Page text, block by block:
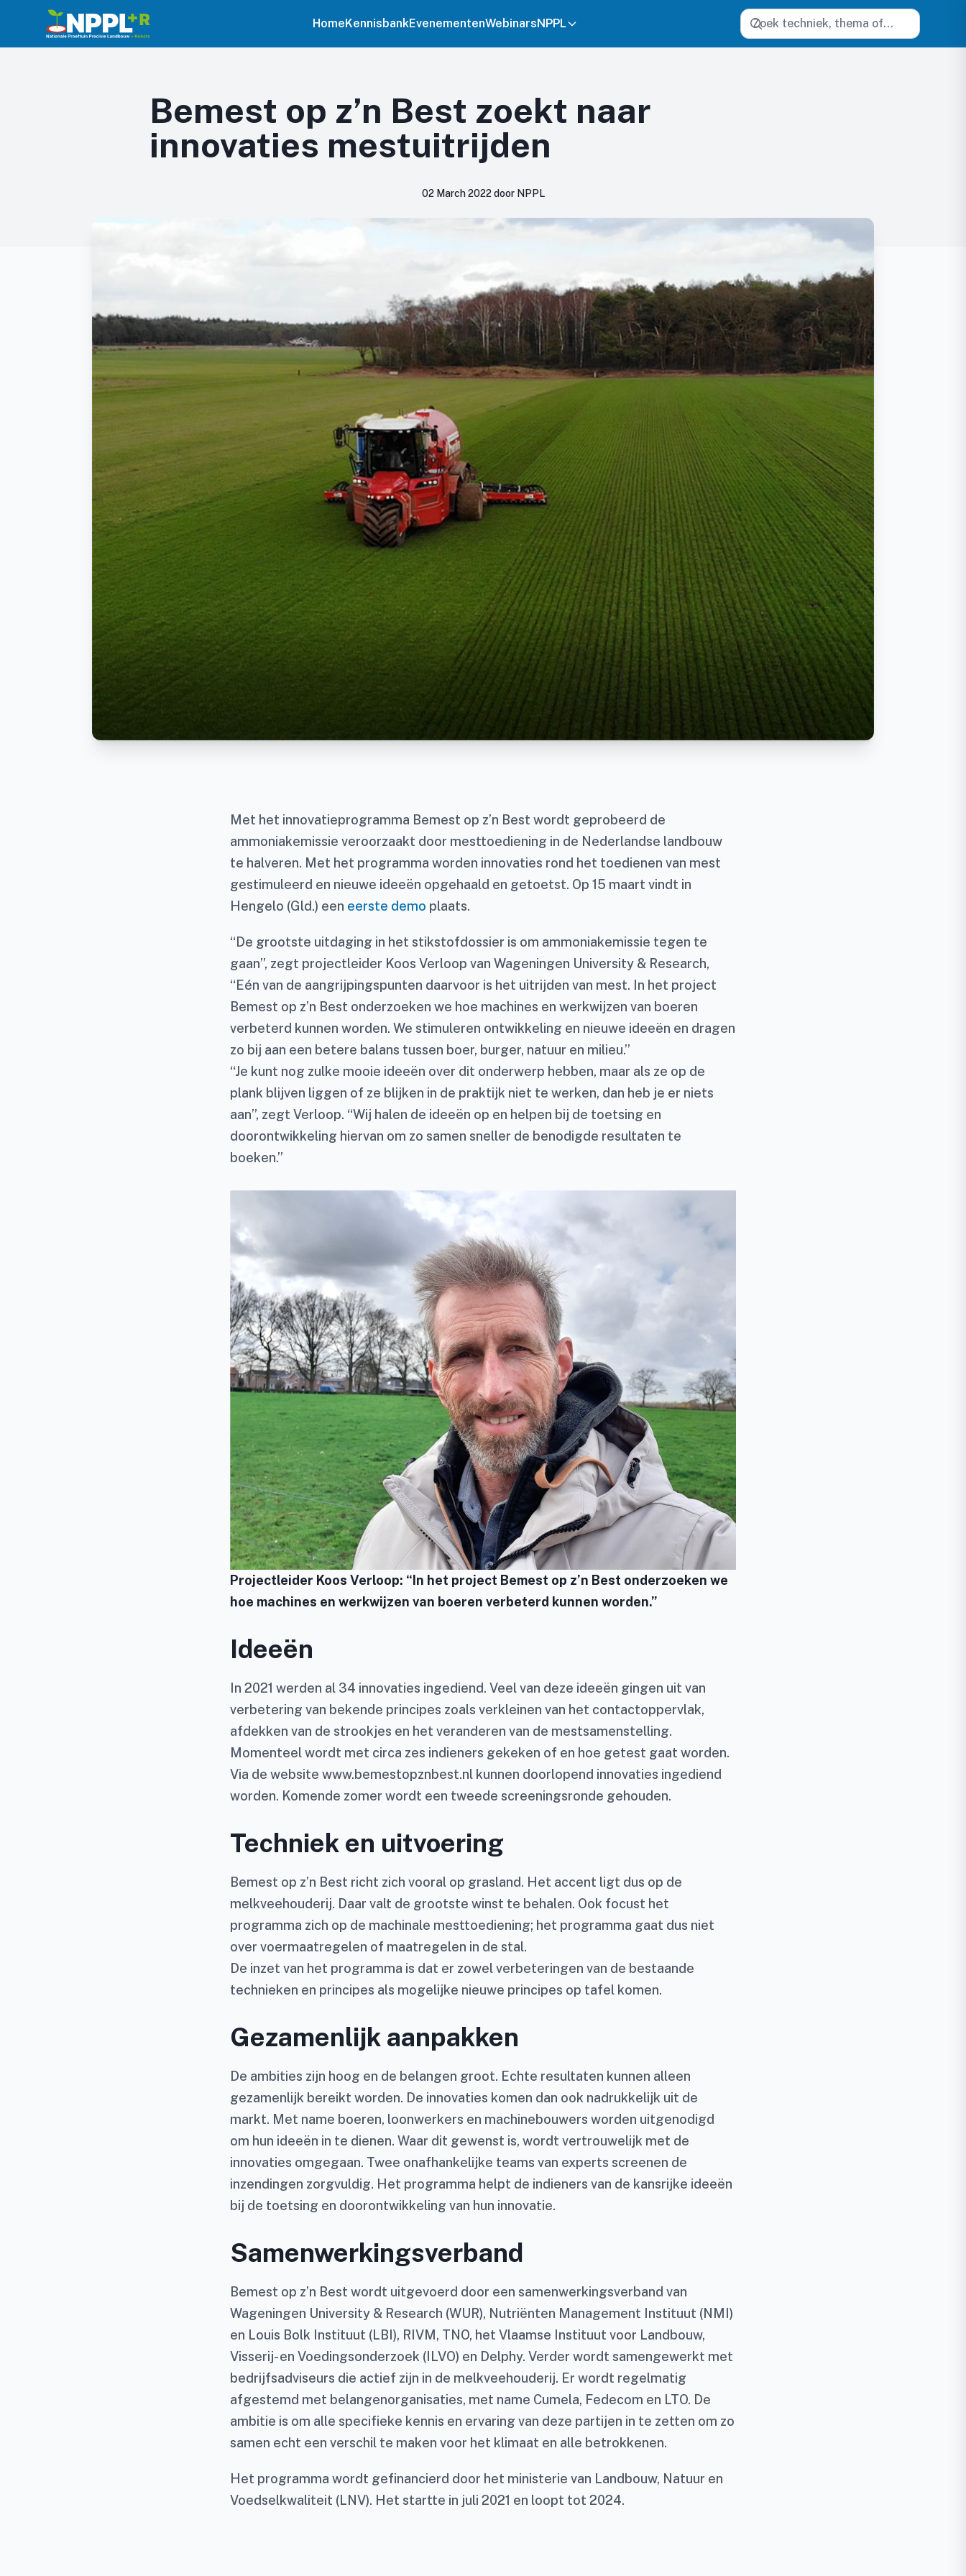
HomeKennisbankEvenementenWebinarsNPPL Zoeken
Bemest op z’n Best zoekt naar
innovaties mestuitrijden
02 March 2022 door NPPL
Met het innovatieprogramma Bemest op z’n Best wordt geprobeerd de
ammoniakemissie veroorzaakt door mesttoediening in de Nederlandse landbouw
te halveren. Met het programma worden innovaties rond het toedienen van mest
gestimuleerd en nieuwe ideeën opgehaald en getoetst. Op 15 maart vindt in
Hengelo (Gld.) een eerste demo plaats.
“De grootste uitdaging in het stikstofdossier is om ammoniakemissie tegen te
gaan”, zegt projectleider Koos Verloop van Wageningen University & Research,
“Eén van de aangrijpingspunten daarvoor is het uitrijden van mest. In het project
Bemest op z’n Best onderzoeken we hoe machines en werkwijzen van boeren
verbeterd kunnen worden. We stimuleren ontwikkeling en nieuwe ideeën en dragen
zo bij aan een betere balans tussen boer, burger, natuur en milieu.”
“Je kunt nog zulke mooie ideeën over dit onderwerp hebben, maar als ze op de
plank blijven liggen of ze blijken in de praktijk niet te werken, dan heb je er niets
aan”, zegt Verloop. “Wij halen de ideeën op en helpen bij de toetsing en
doorontwikkeling hiervan om zo samen sneller de benodigde resultaten te
boeken.”
Projectleider Koos Verloop: “In het project Bemest op z’n Best onderzoeken we
hoe machines en werkwijzen van boeren verbeterd kunnen worden.”
Ideeën
In 2021 werden al 34 innovaties ingediend. Veel van deze ideeën gingen uit van
verbetering van bekende principes zoals verkleinen van het contactoppervlak,
afdekken van de strookjes en het veranderen van de mestsamenstelling.
Momenteel wordt met circa zes indieners gekeken of en hoe getest gaat worden.
Via de website www.bemestopznbest.nl kunnen doorlopend innovaties ingediend
worden. Komende zomer wordt een tweede screeningsronde gehouden.
Techniek en uitvoering
Bemest op z’n Best richt zich vooral op grasland. Het accent ligt dus op de
melkveehouderij. Daar valt de grootste winst te behalen. Ook focust het
programma zich op de machinale mesttoediening; het programma gaat dus niet
over voermaatregelen of maatregelen in de stal.
De inzet van het programma is dat er zowel verbeteringen van de bestaande
technieken en principes als mogelijke nieuwe principes op tafel komen.
Gezamenlijk aanpakken
De ambities zijn hoog en de belangen groot. Echte resultaten kunnen alleen
gezamenlijk bereikt worden. De innovaties komen dan ook nadrukkelijk uit de
markt. Met name boeren, loonwerkers en machinebouwers worden uitgenodigd
om hun ideeën in te dienen. Waar dit gewenst is, wordt vertrouwelijk met de
innovaties omgegaan. Twee onafhankelijke teams van experts screenen de
inzendingen zorgvuldig. Het programma helpt de indieners van de kansrijke ideeën
bij de toetsing en doorontwikkeling van hun innovatie.
Samenwerkingsverband
Bemest op z’n Best wordt uitgevoerd door een samenwerkingsverband van
Wageningen University & Research (WUR), Nutriënten Management Instituut (NMI)
en Louis Bolk Instituut (LBI), RIVM, TNO, het Vlaamse Instituut voor Landbouw,
Visserij- en Voedingsonderzoek (ILVO) en Delphy. Verder wordt samengewerkt met
bedrijfsadviseurs die actief zijn in de melkveehouderij. Er wordt regelmatig
afgestemd met belangenorganisaties, met name Cumela, Fedecom en LTO. De
ambitie is om alle specifieke kennis en ervaring van deze partijen in te zetten om zo
samen echt een verschil te maken voor het klimaat en alle betrokkenen.
Het programma wordt gefinancierd door het ministerie van Landbouw, Natuur en
Voedselkwaliteit (LNV). Het startte in juli 2021 en loopt tot 2024.